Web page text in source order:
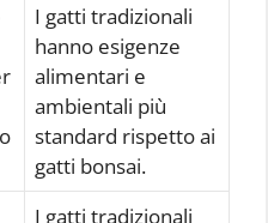
I gatti tradizionali
hanno esigenze
alimentari e
ambientali più
standard rispetto ai
gatti bonsai.
I gatti tradizionali